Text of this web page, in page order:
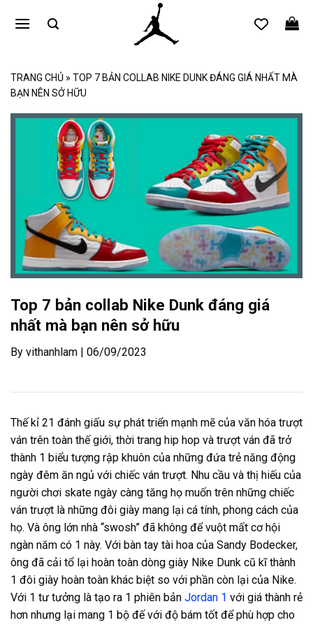
qua
TRANG CHỦ » TOP 7 BẢN COLLAB NIKE DUNK ĐÁNG GIÁ NHẤT MÀ
BẠN NÊN SỞ HỮU
Top 7 bản collab Nike Dunk đáng giá
nhất mà bạn nên sở hữu
By vithanhlam | 06/09/2023
Thế kỉ 21 đánh giấu sự phát triển mạnh mẽ của văn hóa trượt
ván trên toàn thế giới, thời trang hip hop và trượt ván đã trở
thành 1 biểu tượng rập khuôn của những đứa trẻ năng động
ngày đêm ăn ngủ với chiếc ván trượt. Nhu cầu và thị hiếu của
người chơi skate ngày càng tăng họ muốn trên những chiếc
ván trượt là những đôi giày mang lại cá tính, phong cách của
họ. Và ông lớn nhà “swosh” đã không để vuột mất cơ hội
ngàn năm có 1 này. Với bàn tay tài hoa của Sandy Bodecker,
ông đã cải tổ lại hoàn toàn dòng giày Nike Dunk cũ kĩ thành
1 đôi giày hoàn toàn khác biệt so với phần còn lại của Nike.
Với 1 tư tưởng là tạo ra 1 phiên bản Jordan 1 với giá thành rẻ
hơn nhưng lại mang 1 bộ đế với độ bám tốt để phù hợp cho